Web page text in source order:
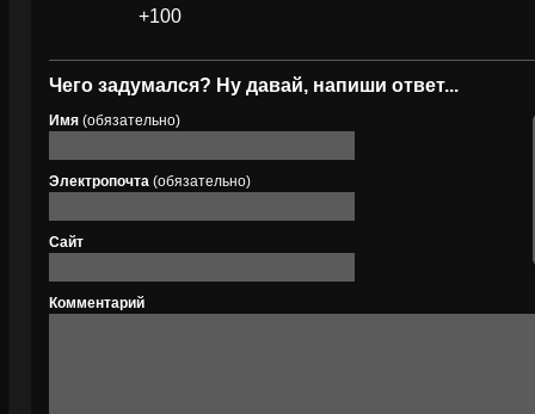
+100
Чего задумался? Ну давай, напиши ответ...
Имя (обязательно)
Электропочта (обязательно)
Сайт
Комментарий